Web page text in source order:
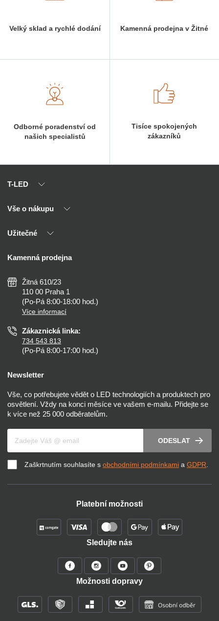
Velký sklad a rychlé dodání Kamenná prodejna v Žitné
Odborné poradenství od
našich specialistů
Tisíce spokojených
zákazníků
T-LED
O nás
Kontakty
Vše o nákupu
Výhody T-LED
Montáž
Nejčastější dotazy
Než koupíte
Osvětlení dle místnosti
Užitečné
Reklamace a vrácení
Zásady ochrany soukromí
Nastavení cookies
Prohlášení o přístupnosti
Kamenná prodejna
Žitná 610/23
110 00 Praha 1
(Po-Pá 8:00-18:00 hod.)
Více informací
Zákaznická linka:
734 543 813
(Po-Pá 8:00-17:00 hod.)
Newsletter
Vše, co potřebujete vědět o LED technologiích a produktech pro
osvětlení. Vždy na konci měsíce ve vašem e-mailu. Přidejte se
k více než 25 000 odběratelům.
ODESLAT
Zaškrtnutím souhlasíte s obchodními podmínkami a GDPR.
Platební možnosti
Sledujte nás
Možnosti dopravy